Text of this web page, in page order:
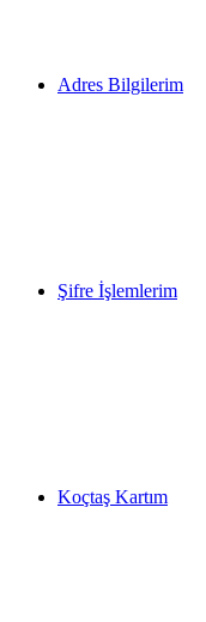
Adres Bilgilerim
Şifre İşlemlerim
Koçtaş Kartım